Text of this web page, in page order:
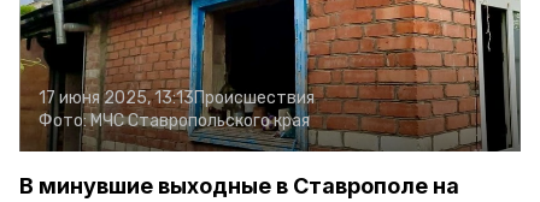
17 июня 2025, 13:13Происшествия
Фото:МЧС Ставропольского края
В минувшие выходные в Ставрополе на